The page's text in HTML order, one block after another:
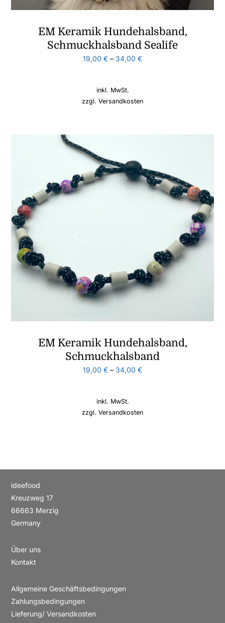
EM Keramik Hundehalsband,
Schmuckhalsband Sealife
19,00 € – 34,00 €
inkl. MwSt.
zzgl. Versandkosten
EM Keramik Hundehalsband,
Schmuckhalsband
19,00 € – 34,00 €
inkl. MwSt.
zzgl. Versandkosten
ideefood
Kreuzweg 17
66663 Merzig
Germany
Über uns
Kontakt
Allgemeine Geschäftsbedingungen
Zahlungsbedingungen
Lieferung/ Versandkosten